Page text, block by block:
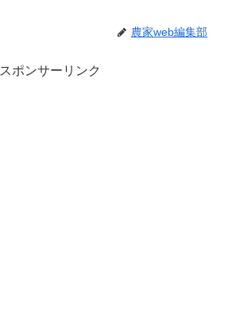
農家web編集部
スポンサーリンク